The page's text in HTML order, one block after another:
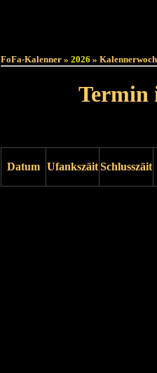
FoFa-Kalenner » 2026 »
Termin
Datum UfankszäitSchlusszäit